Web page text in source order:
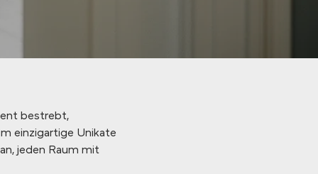
bestrebt,
einzigartige Unikate
jeden Raum mit